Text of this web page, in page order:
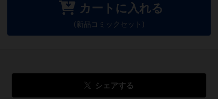
カートに入れる
(新品コミックセット)
シェアする